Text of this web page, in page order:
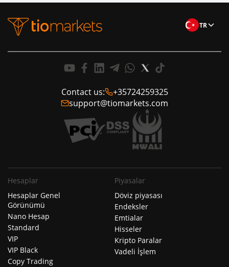
TR
Contact us:
+35724259325
support@tiomarkets.com
Hesaplar
Hesaplar Genel
Görünümü
Nano Hesap
Standard
VIP
VIP Black
Copy Trading
Piyasalar
Döviz piyasası
Endeksler
Emtialar
Hisseler
Kripto Paralar
Vadeli İşlem